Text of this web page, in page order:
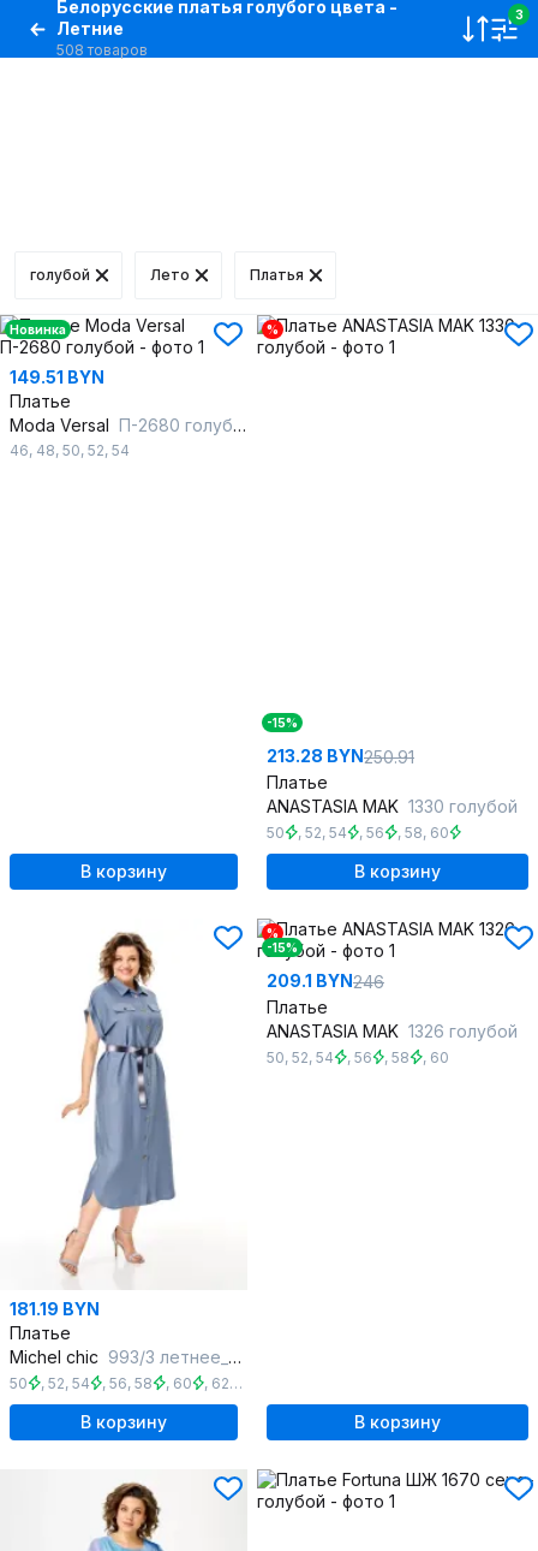
Белорусские платья голубого цвета -
Летние
508 товаров
3
голубой Лето Платья
Новинка
149.51 BYN
Платье
Moda Versal П-2680 голубой
46, 48, 50, 52, 54
В корзину
%
-15%
213.28 BYN250.91
Платье
ANASTASIA MAK 1330 голубой
50 , 52, 54 , 56 , 58, 60
В корзину
181.19 BYN
Платье
Michel chic 993/3 летнее_небо
50 , 52, 54 , 56, 58 , 60 , 62
В корзину
%
-15%
209.1 BYN246
Платье
ANASTASIA MAK 1326 голубой
50, 52, 54 , 56 , 58 , 60
В корзину